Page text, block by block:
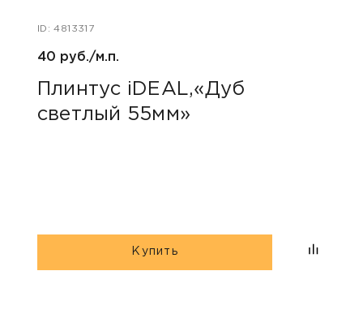
ID: 4813317
40 руб./м.п.
Плинтус iDEAL,«Дуб
светлый 55мм»
Купить